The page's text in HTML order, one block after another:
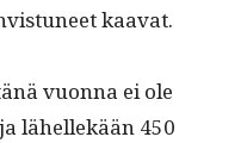
kaavat.
vuon­na ei ole
lähellekään 450